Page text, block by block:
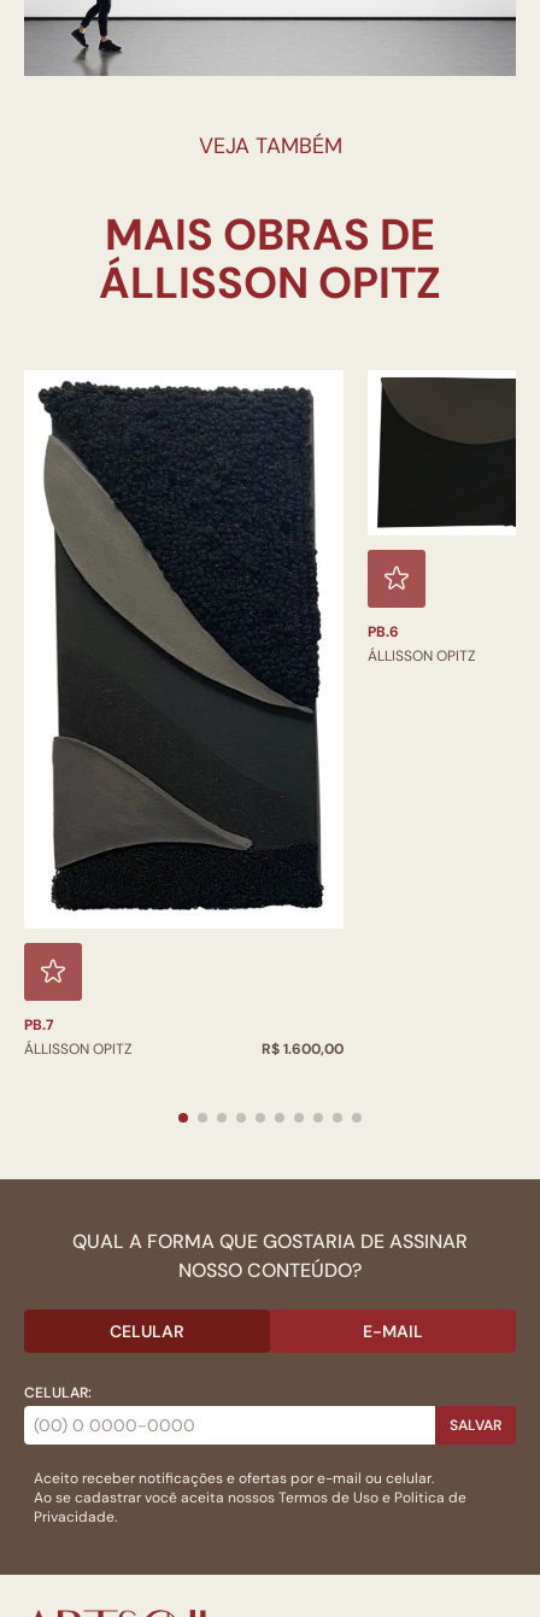
VEJA TAMBÉM
MAIS OBRAS DE
PB.7
ÁLLISSON OPITZ
R$ 1.600,00
PB.6
ÁLLISSON OPITZ
QUAL A FORMA QUE GOSTARIA DE ASSINAR
NOSSO CONTEÚDO?
CELULAR E-MAIL
CELULAR:
SALVAR
Aceito receber notificações e ofertas por e-mail ou celular.
Ao se cadastrar você aceita nossosTermos de Usoe Politica de
Privacidade.